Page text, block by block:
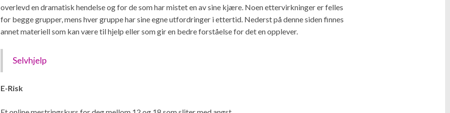
overlevd en dramatisk hendelse og for de som har mistet en av sine kjære. Noen ettervirkninger er felles
for begge grupper, mens hver gruppe har sine egne utfordringer i ettertid. Nederst på denne siden finnes
annet materiell som kan være til hjelp eller som gir en bedre forståelse for det en opplever.
Selvhjelp
E-Risk